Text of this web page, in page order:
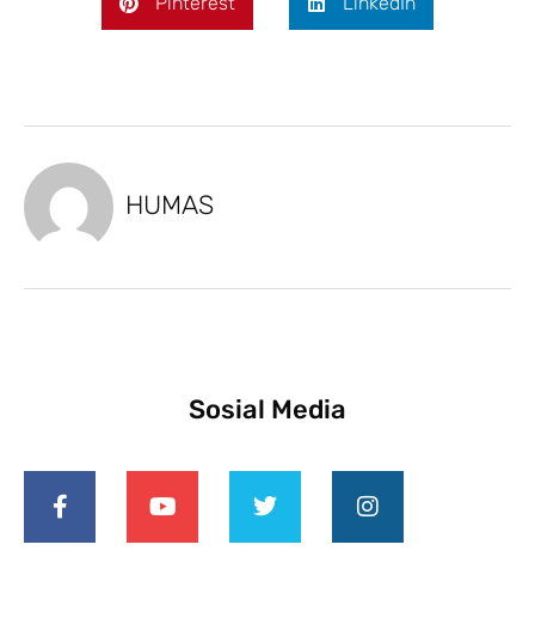
HUMAS
Sosial Media